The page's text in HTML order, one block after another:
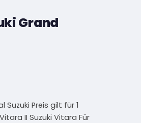
Grand
Preis gilt für 1
II Suzuki Vitara Für